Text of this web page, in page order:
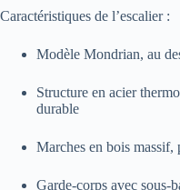
Caractéristiques de l’escalier :
Modèle Mondrian, au
Structure en acier
durable
Marches en bois
Garde-corps avec sous-